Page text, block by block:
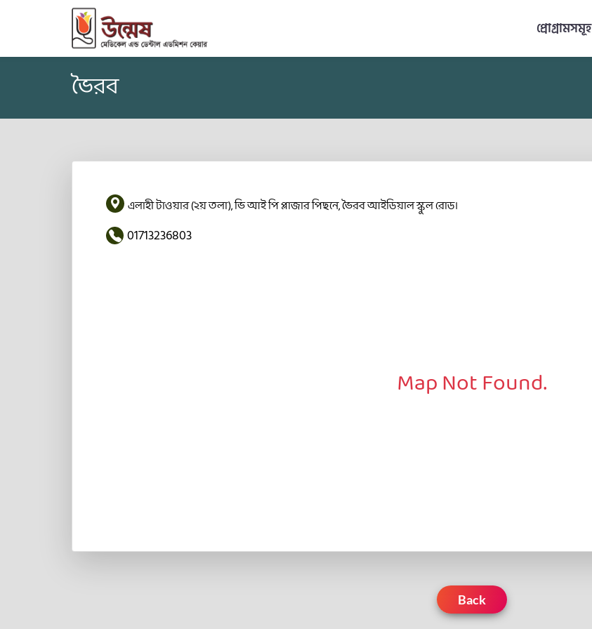
প্রোগ্রামসমূহ
ভৈরব
এলাহী টাওয়ার (২য় তলা), ভি আই পি প্লাজার পিছনে, ভৈরব আইডিয়াল স্কুল রোড।
01713236803
Map Not Found.
Back